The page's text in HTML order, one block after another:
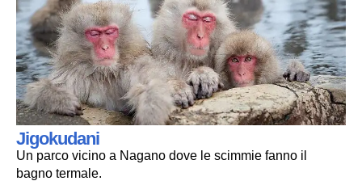
Jigokudani
Un parco vicino a Nagano dove le scimmie fanno il
bagno termale.